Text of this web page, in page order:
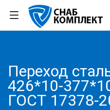
Переход
426*10-
ГОСТ 17378-